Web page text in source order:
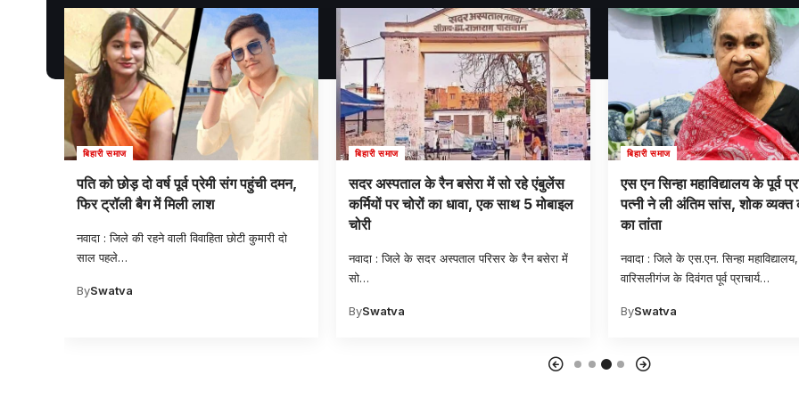
बिहारी समाज
सदर अस्पताल के रैन बसेरा में सो रहे एंबुलेंस
कर्मियों पर चोरों का धावा, एक साथ 5 मोबाइल
नवादा : जिले के सदर अस्पताल परिसर के रैन बसेरा में
बिहारी समाज
एस एन सिन्हा महाविद्यालय के पूर्व प्राचार्य की
पत्नी ने ली अंतिम सांस, शोक व्यक्त करने वालों
का तांता
नवादा : जिले के एस.एन. सिन्हा महाविद्यालय,
वारिसलीगंज के दिवंगत पूर्व प्राचार्य
BySwatva
बिहारी समाज
न्यायालय से फरार चल रहे स्थायी
विरुद्ध अभियान जारी, कई वर्षों से
रहा तीन गिरफ्तार
नवादा : जिले के अकबरपुर थानाध्यक्ष द्वारा
वर्षों से फरार…
BySwatva